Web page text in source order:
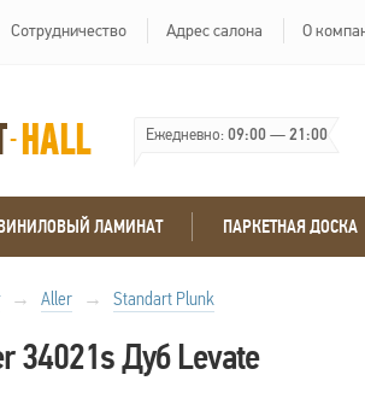
Сотрудничество Адрес салона О
Ежедневно:09:00—21:00
ЛАМИНАТ ПАРКЕТНАЯ ДОСКА
→ Aller → Standart Plunk
34021s Дуб Levate